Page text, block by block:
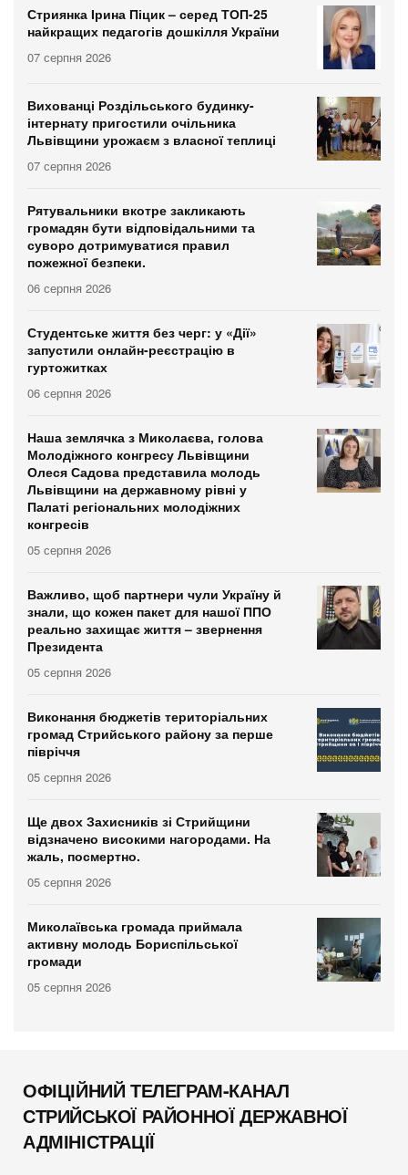
Стриянка Ірина Піцик – серед ТОП-25
найкращих педагогів дошкілля України
07 серпня 2026
Вихованці Роздільського будинку-
інтернату пригостили очільника
Львівщини урожаєм з власної теплиці
07 серпня 2026
Рятувальники вкотре закликають
громадян бути відповідальними та
суворо дотримуватися правил
пожежної безпеки.
06 серпня 2026
Студентське життя без черг: у «Дії»
запустили онлайн-реєстрацію в
гуртожитках
06 серпня 2026
Наша землячка з Миколаєва, голова
Молодіжного конгресу Львівщини
Олеся Садова представила молодь
Львівщини на державному рівні у
Палаті регіональних молодіжних
конгресів
05 серпня 2026
Важливо, щоб партнери чули Україну й
знали, що кожен пакет для нашої ППО
реально захищає життя – звернення
Президента
05 серпня 2026
Виконання бюджетів територіальних
громад Стрийського району за перше
півріччя
05 серпня 2026
Ще двох Захисників зі Стрийщини
відзначено високими нагородами. На
жаль, посмертно.
05 серпня 2026
Миколаївська громада приймала
активну молодь Бориспільської
громади
05 серпня 2026
ОФІЦІЙНИЙ ТЕЛЕГРАМ-КАНАЛ
СТРИЙСЬКОЇ РАЙОННОЇ ДЕРЖАВНОЇ
АДМІНІСТРАЦІЇ